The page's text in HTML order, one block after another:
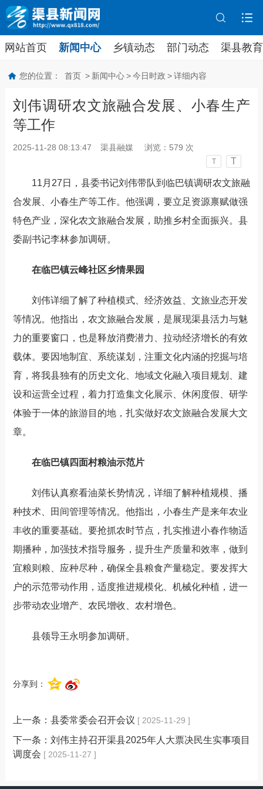
网站首页 新闻中心 乡镇动态 部门动态 渠县教育
您的位置： 首页 > 新闻中心 > 今日时政 > 详细内容
刘伟调研农文旅融合发展、小春生产
等工作
2025-11-28 08:13:47 渠县融媒 浏览： 579 次
T T
11 月 27 日，县委书记刘伟带队到临巴镇调研农文旅融
合发展、小春生产等工作。他强调，要立足资源禀赋做强
特色产业，深化农文旅融合发展 ，助推乡村全面振兴。县
委副书记李林参加调研。
在临巴镇云峰社区乡情果园
刘伟详细了解了种植模式、经济效益、文旅业态开发
等情况。他指出，农文旅融合发展，是展现渠县活力与魅
力的重要窗口，也是释放消费潜力、拉动经济增长的有效
载体。要因地制宜、系统谋划，注重文化内涵的挖掘与培
育，将我县独有的历史文化、地域文化融入项目规划、建
设和运营全过程， 着力打造集文化展示、休闲度假、研学
体验于一体的旅游目的地， 扎实做好农文旅融合发展大文
章。
在临巴镇四面村粮油示范片
刘伟认真察看油菜长势情况，详细了解种植规模、播
种技术、田间管理等情况。他指出，小春生产是来年农业
丰收的重要基础。 要抢抓农时节点，扎实推进小春作物适
期播种，加强技术指导服务， 提升生产质量和效率， 做到
宜粮则粮、应种尽种，确保全县粮食产量稳定。要发挥大
户的示范带动作用， 适度推进规模化、机械化种植， 进一
步带动农业增产、农民增收、农村增色。
县领导王永明参加调研。
分享到：
上一条： 县委常委会召开会议 [ 2025-11-29 ]
下一条： 刘伟主持召开渠县2025年人大票决民生实事项目
调度会 [ 2025-11-27 ]